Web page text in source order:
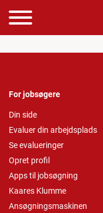
For jobsøgere
Din side
Evaluer din arbejdsplads
Se evalueringer
Opret profil
Apps til jobsøgning
Kaares Klumme
Ansøgningsmaskinen